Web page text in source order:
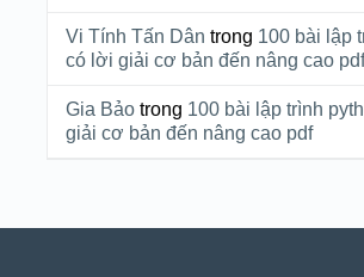
Vi Tính Tấn Dân trong 100 bài lập
có lời giải cơ bản đến nâng cao pdf
Gia Bảotrong 100 bài lập trình
giải cơ bản đến nâng cao pdf